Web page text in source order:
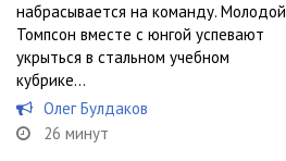
набрасывается на команду. Молодой
Томпсон вместе с юнгой успевают
укрыться в стальном учебном
кубрике…
Олег Булдаков
26 минут